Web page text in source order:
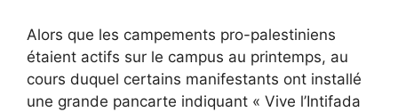
Alors que les campements pro-palestiniens
étaient actifs sur le campus au printemps, au
cours duquel certains manifestants ont installé
une grande pancarte indiquant « Vive l’Intifada